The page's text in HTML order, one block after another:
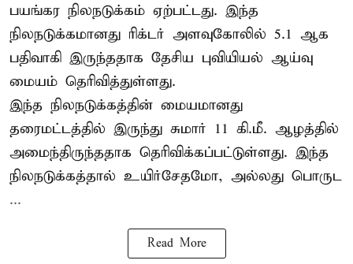
பயங்கர நிலநடுக்கம் ஏற்பட்டது. இந்த
நிலநடுக்கமானது ரிக்டர் அளவுகோலில் 5.1 ஆக
பதிவாகி இருந்ததாக தேசிய புவியியல் ஆய்வு
மையம் தெரிவித்துள்ளது.
இந்த நிலநடுக்கத்தின் மையமானது
தரைமட்டத்தில் இருந்து சுமார் 11 கி.மீ. ஆழத்தில்
அமைந்திருந்ததாக தெரிவிக்கப்பட்டுள்ளது. இந்த
நிலநடுக்கத்தால் உயிர்சேதமோ, அல்லது பொருட
...
Read More